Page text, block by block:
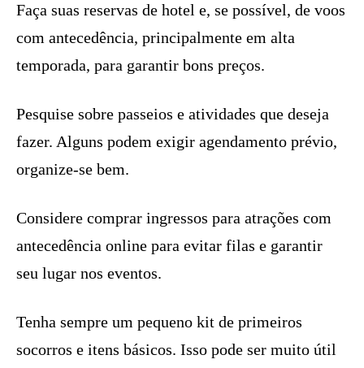
Faça suas reservas de hotel e, se possível, de voos
com antecedência, principalmente em alta
temporada, para garantir bons preços.
Pesquise sobre passeios e atividades que deseja
fazer. Alguns podem exigir agendamento prévio,
organize-se bem.
Considere comprar ingressos para atrações com
antecedência online para evitar filas e garantir
seu lugar nos eventos.
Tenha sempre um pequeno kit de primeiros
socorros e itens básicos. Isso pode ser muito útil